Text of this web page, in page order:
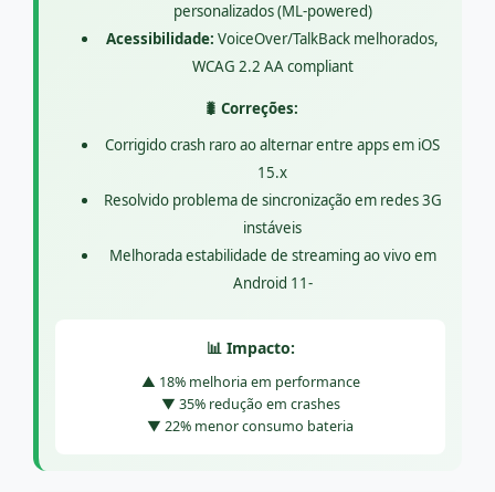
personalizados (ML-powered)
Acessibilidade: VoiceOver/TalkBack melhorados,
WCAG 2.2 AA compliant
🐛 Correções:
Corrigido crash raro ao alternar entre apps em iOS
15.x
Resolvido problema de sincronização em redes 3G
instáveis
Melhorada estabilidade de streaming ao vivo em
Android 11-
📊 Impacto:
▲ 18% melhoria em performance
▼ 35% redução em crashes
▼ 22% menor consumo bateria